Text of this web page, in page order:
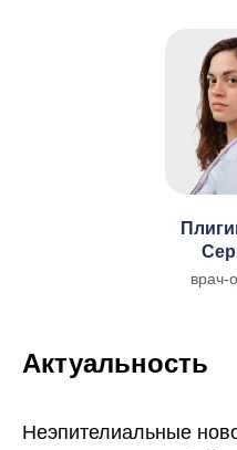
врач-
Актуальность
Неэпителиальные